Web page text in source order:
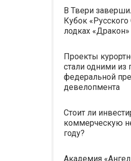
В Твери
Кубок
лодках «Дракон»
Проекты
стали одними из
федеральной
девелопмента
Стоит ли
коммерческую
году?
Академия